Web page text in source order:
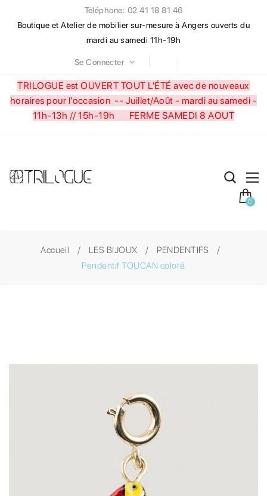
Téléphone: 02 41 18 81 46
Boutique et Atelier de mobilier sur-mesure à Angers ouverts du
mardi au samedi 11h-19h
Se Connecter
TRILOGUE est OUVERT TOUT L'ÉTÉ avec de nouveaux
horaires pour l'occasion -- Juillet/Août - mardi au samedi -
11h-13h // 15h-19h FERME SAMEDI 8 AOUT
0
Accueil LES BIJOUX
PENDENTIFS
Pendentif TOUCAN coloré